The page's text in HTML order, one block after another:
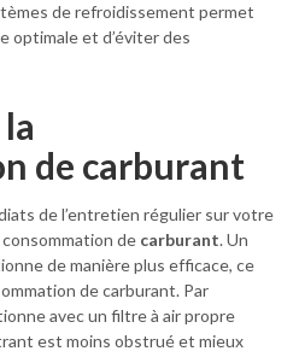
de refroidissement permet
optimale et d’éviter des
de carburant
de l’entretien régulier sur votre
de carburant. Un
de manière plus efficace, ce
de carburant. Par
avec un filtre à air propre
est moins obstrué et mieux